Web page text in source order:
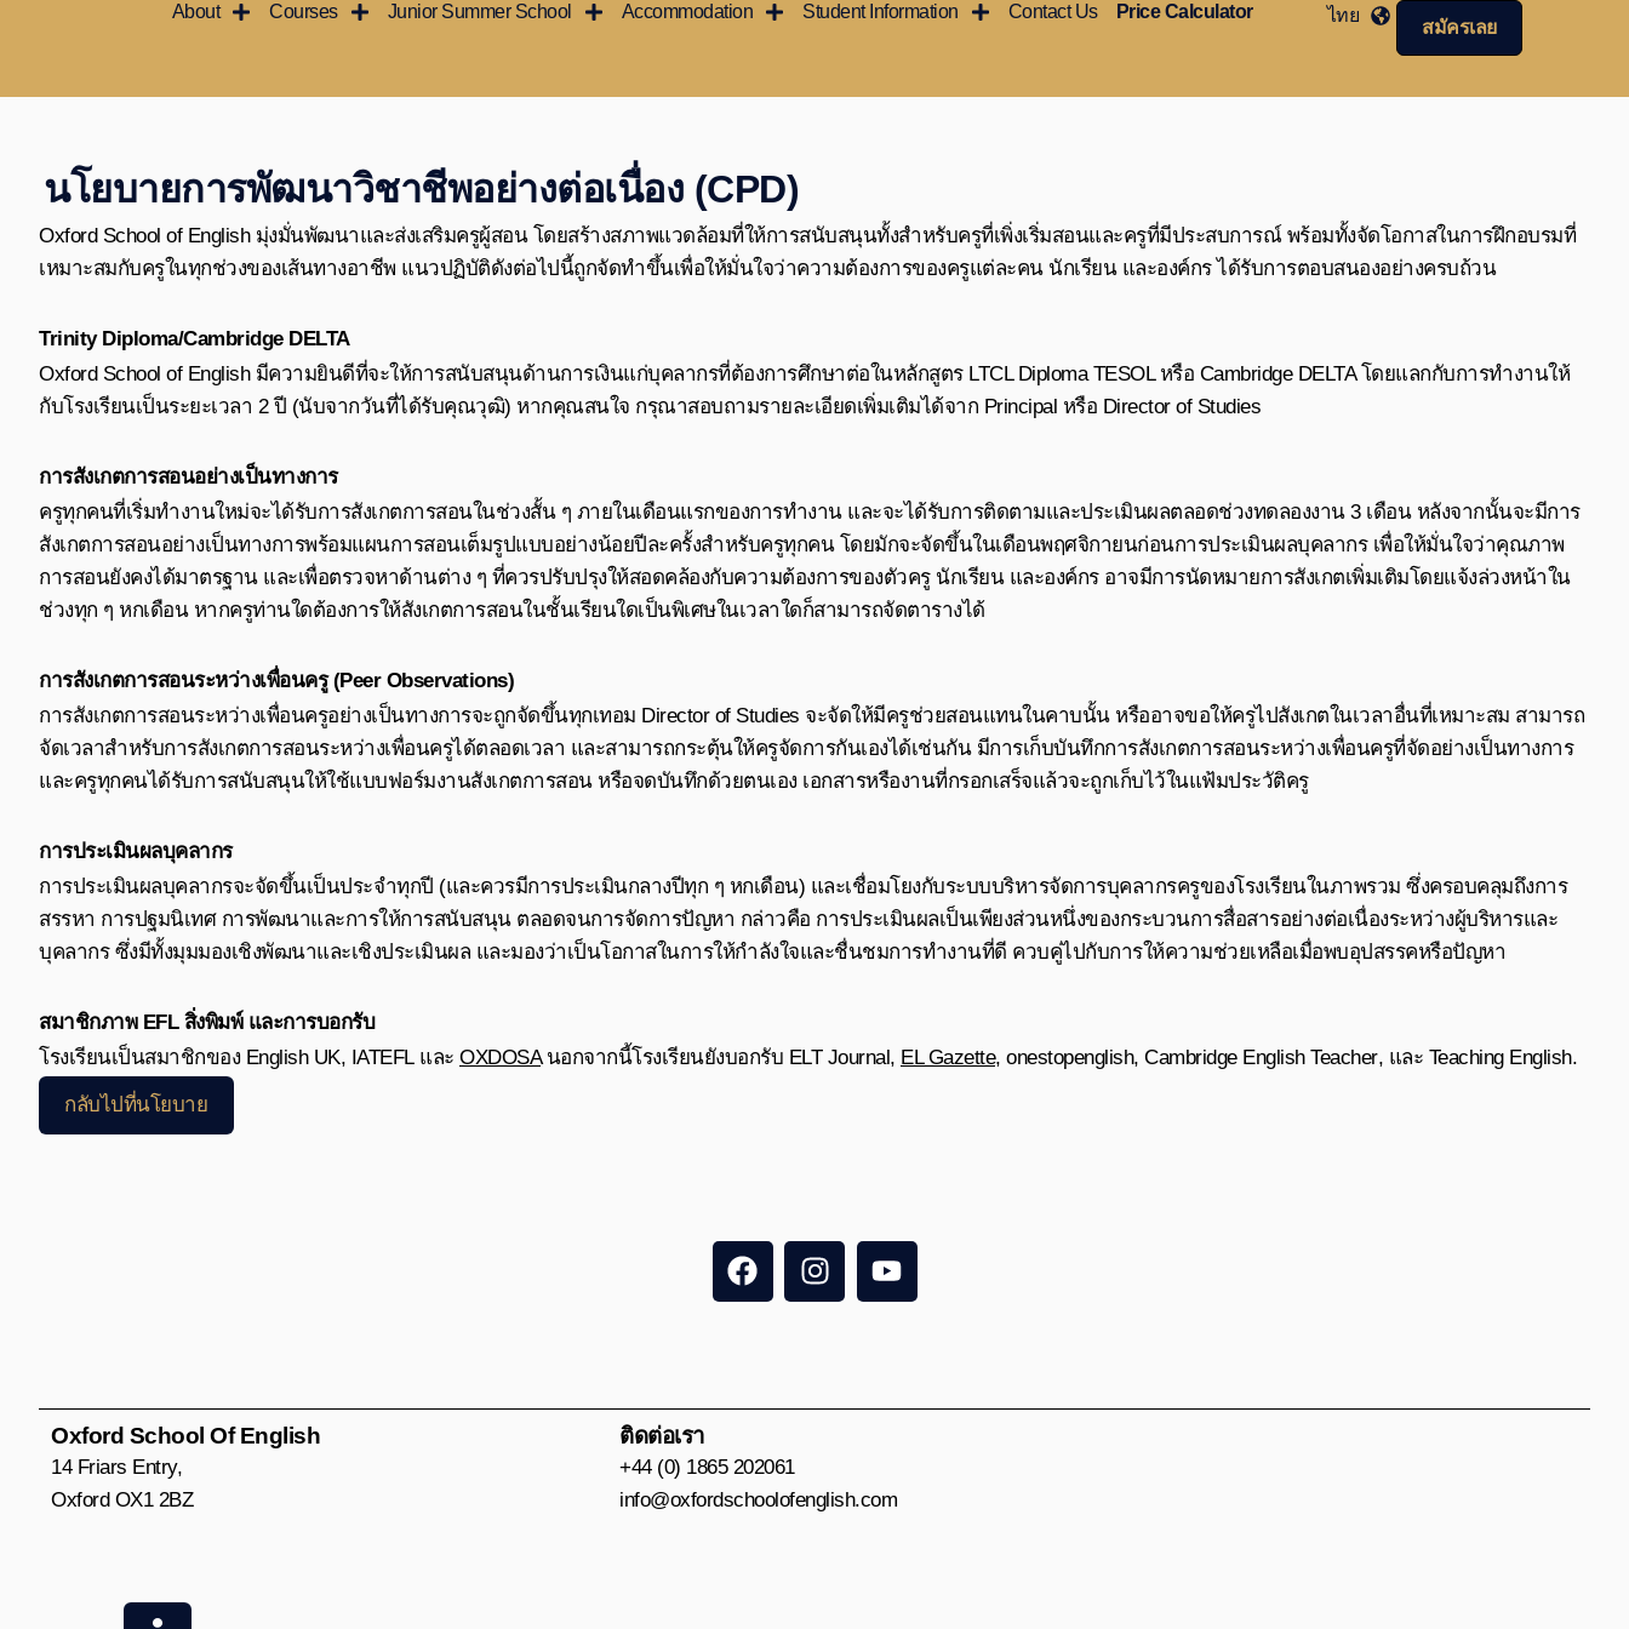
About Courses Junior Summer School Accommodation Student Information Contact Us Price Calculator ไทย
สมัครเลย
นโยบายการพัฒนาวิชาชีพอย่างต่อเนื่อง (CPD)
Oxford School of English มุ่งมั่นพัฒนาและส่งเสริมครูผู้สอน โดยสร้างสภาพแวดล้อมที่ให้การสนับสนุนทั้งสำหรับครูที่เพิ่งเริ่มสอนและครูที่มีประสบการณ์ พร้อมทั้งจัดโอกาสในการฝึกอบรมที่
เหมาะสมกับครูในทุกช่วงของเส้นทางอาชีพ แนวปฏิบัติดังต่อไปนี้ถูกจัดทำขึ้นเพื่อให้มั่นใจว่าความต้องการของครูแต่ละคน นักเรียน และองค์กร ได้รับการตอบสนองอย่างครบถ้วน
Trinity Diploma/Cambridge DELTA
Oxford School of English มีความยินดีที่จะให้การสนับสนุนด้านการเงินแก่บุคลากรที่ต้องการศึกษาต่อในหลักสูตร LTCL Diploma TESOL หรือ Cambridge DELTA โดยแลกกับการทำงานให้
กับโรงเรียนเป็นระยะเวลา 2 ปี (นับจากวันที่ได้รับคุณวุฒิ) หากคุณสนใจ กรุณาสอบถามรายละเอียดเพิ่มเติมได้จาก Principal หรือ Director of Studies
การสังเกตการสอนอย่างเป็นทางการ
ครูทุกคนที่เริ่มทำงานใหม่จะได้รับการสังเกตการสอนในช่วงสั้น ๆ ภายในเดือนแรกของการทำงาน และจะได้รับการติดตามและประเมินผลตลอดช่วงทดลองงาน 3 เดือน หลังจากนั้นจะมีการ
สังเกตการสอนอย่างเป็นทางการพร้อมแผนการสอนเต็มรูปแบบอย่างน้อยปีละครั้งสำหรับครูทุกคน โดยมักจะจัดขึ้นในเดือนพฤศจิกายนก่อนการประเมินผลบุคลากร เพื่อให้มั่นใจว่าคุณภาพ
การสอนยังคงได้มาตรฐาน และเพื่อตรวจหาด้านต่าง ๆ ที่ควรปรับปรุงให้สอดคล้องกับความต้องการของตัวครู นักเรียน และองค์กร อาจมีการนัดหมายการสังเกตเพิ่มเติมโดยแจ้งล่วงหน้าใน
ช่วงทุก ๆ หกเดือน หากครูท่านใดต้องการให้สังเกตการสอนในชั้นเรียนใดเป็นพิเศษในเวลาใดก็สามารถจัดตารางได้
การสังเกตการสอนระหว่างเพื่อนครู (Peer Observations)
การสังเกตการสอนระหว่างเพื่อนครูอย่างเป็นทางการจะถูกจัดขึ้นทุกเทอม Director of Studies จะจัดให้มีครูช่วยสอนแทนในคาบนั้น หรืออาจขอให้ครูไปสังเกตในเวลาอื่นที่เหมาะสม สามารถ
จัดเวลาสำหรับการสังเกตการสอนระหว่างเพื่อนครูได้ตลอดเวลา และสามารถกระตุ้นให้ครูจัดการกันเองได้เช่นกัน มีการเก็บบันทึกการสังเกตการสอนระหว่างเพื่อนครูที่จัดอย่างเป็นทางการ
และครูทุกคนได้รับการสนับสนุนให้ใช้แบบฟอร์มงานสังเกตการสอน หรือจดบันทึกด้วยตนเอง เอกสารหรืองานที่กรอกเสร็จแล้วจะถูกเก็บไว้ในแฟ้มประวัติครู
การประเมินผลบุคลากร
การประเมินผลบุคลากรจะจัดขึ้นเป็นประจำทุกปี (และควรมีการประเมินกลางปีทุก ๆ หกเดือน) และเชื่อมโยงกับระบบบริหารจัดการบุคลากรครูของโรงเรียนในภาพรวม ซึ่งครอบคลุมถึงการ
สรรหา การปฐมนิเทศ การพัฒนาและการให้การสนับสนุน ตลอดจนการจัดการปัญหา กล่าวคือ การประเมินผลเป็นเพียงส่วนหนึ่งของกระบวนการสื่อสารอย่างต่อเนื่องระหว่างผู้บริหารและ
บุคลากร ซึ่งมีทั้งมุมมองเชิงพัฒนาและเชิงประเมินผล และมองว่าเป็นโอกาสในการให้กำลังใจและชื่นชมการทำงานที่ดี ควบคู่ไปกับการให้ความช่วยเหลือเมื่อพบอุปสรรคหรือปัญหา
สมาชิกภาพ EFL สิ่งพิมพ์ และการบอกรับ
โรงเรียนเป็นสมาชิกของ English UK, IATEFLและ OXDOSAนอกจากนี้โรงเรียนยังบอกรับ ELT Journal, EL Gazette, onestopenglish, Cambridge English Teacher, และ Teaching English.
กลับไปที่นโยบาย
F
a
o
k
I
n
g
m
Y
o
b
Oxford School Of English
14 Friars Entry,
Oxford OX1 2BZ
ติดต่อเรา
+44 (0) 1865 202061
info@oxfordschoolofenglish.com